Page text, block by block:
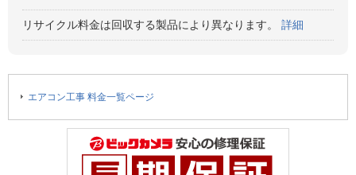
リサイクル料金は回収する製品により異なります。 詳細
エアコン工事 料金一覧ページ